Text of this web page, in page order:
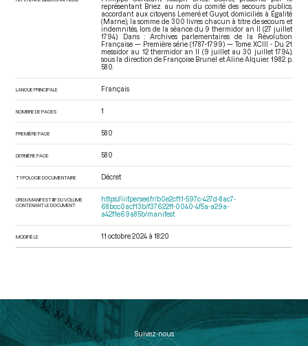
représentant Briez au nom du comité des secours publics,
accordant aux citoyens Lemeré et Guyot, domiciliés à Égalité
(Marne), la somme de 300 livres chacun à titre de secours et
indemnités, lors de la séance du 9 thermidor an II (27 juillet
1794). Dans : Archives parlementaires de la Révolution
Française — Première série (1787-1799) — Tome XCIII - Du 21
messidor au 12 thermidor an II (9 juillet au 30 juillet 1794),
sous la direction de Françoise Brunel et Aline Alquier. 1982. p.
580.
LANGUE PRINCIPALE Français
NOMBRE DE PAGES 1
PREMIÈRE PAGE 580
DERNIÈRE PAGE 580
TYPOLOGIE DOCUMENTAIRE Décret
URI DU MANIFEST IIIF DU VOLUME
CONTENANT LE DOCUMENT
https://iiif.persee.fr/b0e2cf11-597c-427d-8ac7-
68bcc0acf13b/f37622ff-0040-4f5a-a29a-
a42f1e69a85b/manifest
MODIFIÉ LE 11 octobre 2024 à 18:20
Suivez-nous